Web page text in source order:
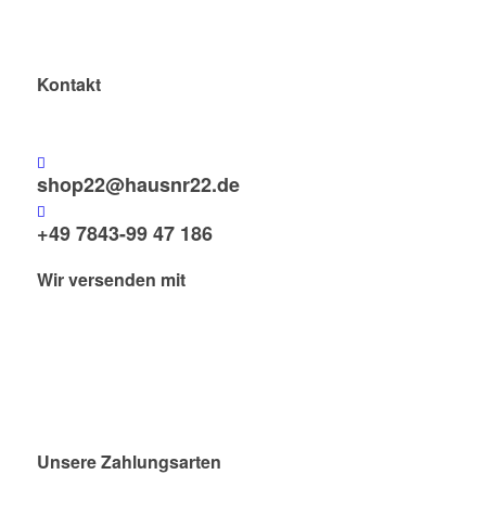
Kontakt
shop22@hausnr22.de
+49 7843-99 47 186
Wir versenden mit
Unsere Zahlungsarten